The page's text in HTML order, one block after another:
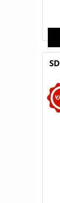
פרוז'קטור סולארי 200W דגם SD